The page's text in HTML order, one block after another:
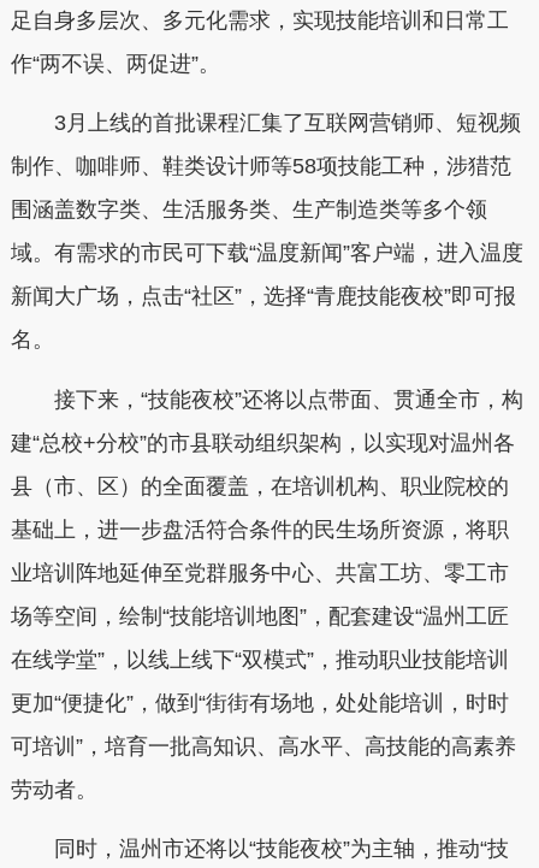
足自身多层次、多元化需求，实现技能培训和日常工
作“两不误、两促进”。
3月上线的首批课程汇集了互联网营销师、短视频
制作、咖啡师、鞋类设计师等58项技能工种，涉猎范
围涵盖数字类、生活服务类、生产制造类等多个领
域。有需求的市民可下载“温度新闻”客户端，进入温度
新闻大广场，点击“社区”，选择“青鹿技能夜校”即可报
名。
接下来，“技能夜校”还将以点带面、贯通全市，构
建“总校+分校”的市县联动组织架构，以实现对温州各
县（市、区）的全面覆盖，在培训机构、职业院校的
基础上，进一步盘活符合条件的民生场所资源，将职
业培训阵地延伸至党群服务中心、共富工坊、零工市
场等空间，绘制“技能培训地图”，配套建设“温州工匠
在线学堂”，以线上线下“双模式”，推动职业技能培训
更加“便捷化”，做到“街街有场地，处处能培训，时时
可培训”，培育一批高知识、高水平、高技能的高素养
劳动者。
同时，温州市还将以“技能夜校”为主轴，推动“技